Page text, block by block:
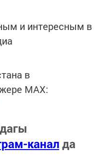
и интересным в
в
MАХ:
каналда